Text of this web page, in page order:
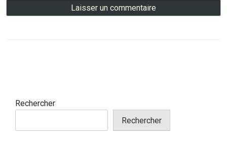
Rechercher
Rechercher